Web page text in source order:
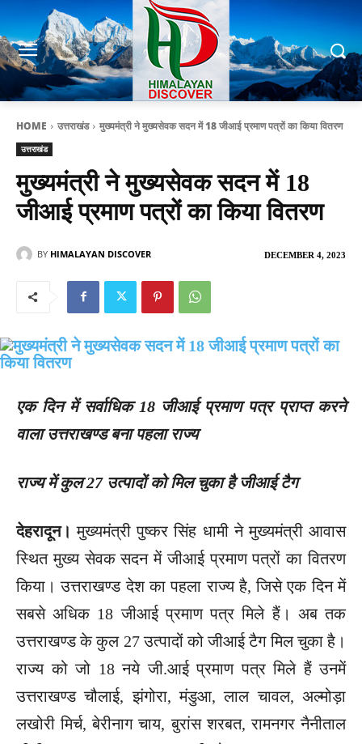
HOME उत्तराखंड मुख्यमंत्री ने मुख्यसेवक सदन में 18 जीआई प्रमाण पत्रों का किया वितरण
उत्तराखंड
मुख्यमंत्री ने मुख्यसेवक सदन में 18
जीआई प्रमाण पत्रों का किया वितरण
DECEMBER 4, 2023
BY HIMALAYAN DISCOVER
एक दिन में सर्वाधिक 18 जीआई प्रमाण पत्र प्राप्त करने
वाला उत्तराखण्ड बना पहला राज्य
राज्य में कुल 27 उत्पादों को मिल चुका है जीआई टैग
देहरादून।मुख्यमंत्री पुष्कर सिंह धामी ने मुख्यमंत्री आवास
स्थित मुख्य सेवक सदन में जीआई प्रमाण पत्रों का वितरण
किया। उत्तराखण्ड देश का पहला राज्य है, जिसे एक दिन में
सबसे अधिक 18 जीआई प्रमाण पत्र मिले हैं। अब तक
उत्तराखण्ड के कुल 27 उत्पादों को जीआई टैग मिल चुका है।
राज्य को जो 18 नये जी.आई प्रमाण पत्र मिले हैं उनमें
उत्तराखण्ड चौलाई, झंगोरा, मंडुआ, लाल चावल, अल्मोड़ा
लखोरी मिर्च, बेरीनाग चाय, बुरांस शरबत, रामनगर नैनीताल